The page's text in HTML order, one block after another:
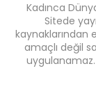
Kadınca
Sitede
kaynaklarından
amaçlı değil
uygulanamaz.